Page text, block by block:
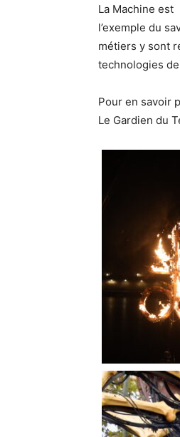
La Machine est
l’exemple du
métiers y sont
technologies
Pour en savoir
Le Gardien du